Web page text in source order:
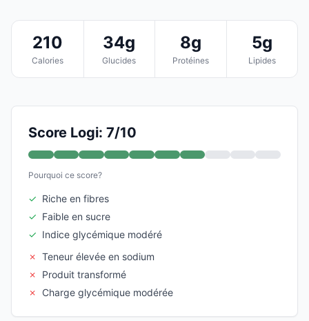
210
Calories
34g
Glucides
8g
Protéines
5g
Lipides
Score Logi: 7/10
Pourquoi ce score?
✓ Riche en fibres
✓ Faible en sucre
✓ Indice glycémique modéré
✗ Teneur élevée en sodium
✗
Produit transformé
✗
Charge glycémique modérée